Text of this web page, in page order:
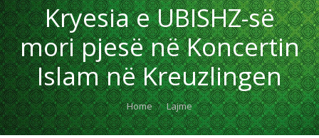
RRETH NESH
LAJME
ARTIKUJ
PLANI MËSIMOR
Kryesia e UBISHZ-së
mori pjesë në Koncertin
Islam në Kreuzlingen
You are here: Home Lajme